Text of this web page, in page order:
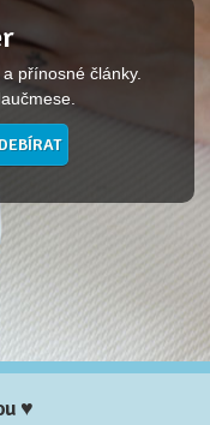
přínosné články.
♥